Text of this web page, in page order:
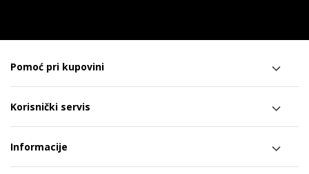
Pomoć pri kupovini
Korisnički servis
Informacije